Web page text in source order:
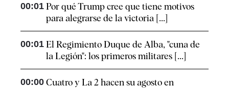
00:01 Por qué Trump cree que tiene motivos
para alegrarse de la victoria [...]
00:01 El Regimiento Duque de Alba, "cuna de
la Legión": los primeros militares [...]
00:00 Cuatro y La 2 hacen su agosto en